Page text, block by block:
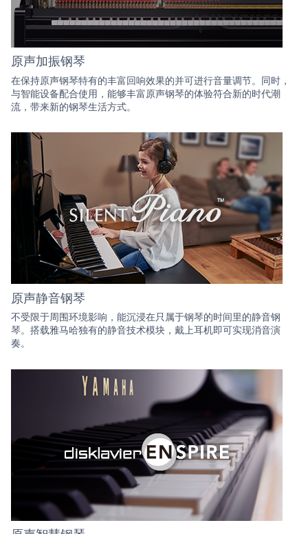
原声加振钢琴
在保持原声钢琴特有的丰富回响效果的并可进行音量调节。同时，
与智能设备配合使用，能够丰富原声钢琴的体验符合新的时代潮
流，带来新的钢琴生活方式。
原声静音钢琴
不受限于周围环境影响，能沉浸在只属于钢琴的时间里的静音钢
琴。搭载雅马哈独有的静音技术模块，戴上耳机即可实现消音演
奏。